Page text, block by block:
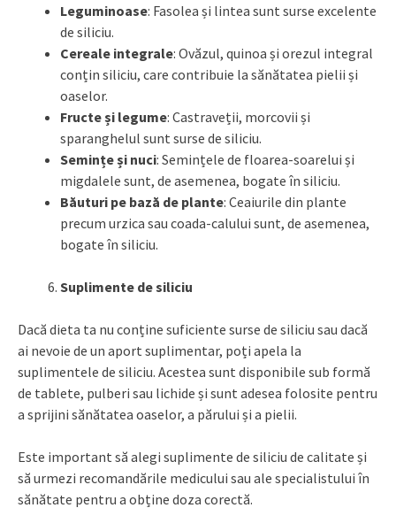
Leguminoase: Fasolea și lintea sunt surse excelente
de siliciu.
Cereale integrale: Ovăzul, quinoa și orezul integral
conțin siliciu, care contribuie la sănătatea pielii și
oaselor.
Fructe și legume: Castraveții, morcovii și
sparanghelul sunt surse de siliciu.
Semințe și nuci: Semințele de floarea-soarelui și
migdalele sunt, de asemenea, bogate în siliciu.
Băuturi pe bază de plante: Ceaiurile din plante
precum urzica sau coada-calului sunt, de asemenea,
bogate în siliciu.
Suplimente de siliciu
Dacă dieta ta nu conține suficiente surse de siliciu sau dacă
ai nevoie de un aport suplimentar, poți apela la
suplimentele de siliciu. Acestea sunt disponibile sub formă
de tablete, pulberi sau lichide și sunt adesea folosite pentru
a sprijini sănătatea oaselor, a părului și a pielii.
Este important să alegi suplimente de siliciu de calitate și
să urmezi recomandările medicului sau ale specialistului în
sănătate pentru a obține doza corectă.